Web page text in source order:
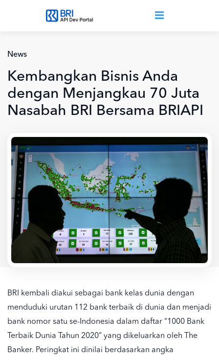
Lompat ke isi utama
News
Kembangkan Bisnis Anda
dengan Menjangkau 70 Juta
Nasabah BRI Bersama BRIAPI
BRI kembali diakui sebagai bank kelas dunia dengan
menduduki urutan 112 bank terbaik di dunia dan menjadi
bank nomor satu se-Indonesia dalam daftar “1000 Bank
Terbaik Dunia Tahun 2020” yang dikeluarkan oleh The
Banker. Peringkat ini dinilai berdasarkan angka